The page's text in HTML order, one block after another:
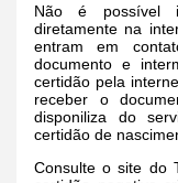
Não é possível
diretamente na
entram em
documento e
certidão pela
receber o
disponiliza do
certidão de
Consulte o site do